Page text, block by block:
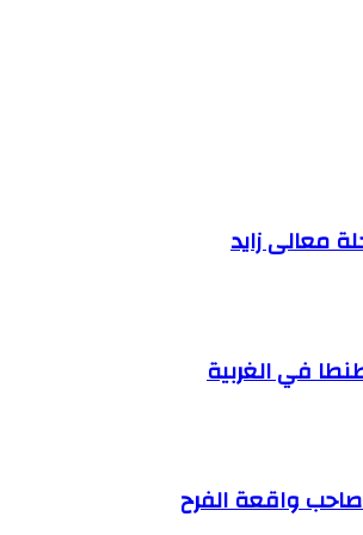
معالى زايد
في الغربية
واقعة الفرح